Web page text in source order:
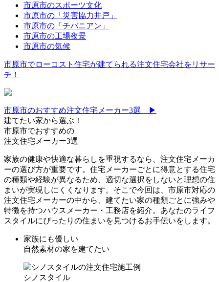
市原市のスポーツ文化
市原市の「災害協力井戸」
市原市の「チバニアン」
市原市の工場夜景
市原市の気候
市原市でローコスト住宅が建てられる注文住宅会社をリサー
チ！
市原市のおすすめ注文住宅メーカー3選 ▶
建てたい家から選ぶ！
市原市でおすすめの
注文住宅メーカー3選
家族の健康や快適な暮らしを重視するなら、注文住宅メーカ
ーの選び方が重要です。住宅メーカーごとに得意とする住宅
の種類や経験が異なるため、適切な選択をしないと理想の住
まいが実現しにくくなります。そこで今回は、市原市対応の
注文住宅メーカーの中から、建てたい家の種類ごとに強みや
特徴を持つハウスメーカー・工務店を紹介。あなたのライフ
スタイルにぴったりの住まいを見つけるお手伝いをします。
家族にも優しい
自然素材の家を建てたい
シノスタイル